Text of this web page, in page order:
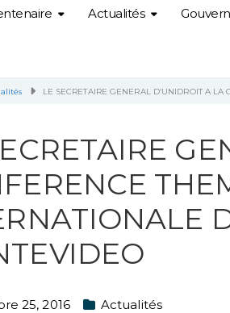
Actualités
LE SECRETAIRE GENERAL D’UNIDROIT A
25, 2016 Actualités